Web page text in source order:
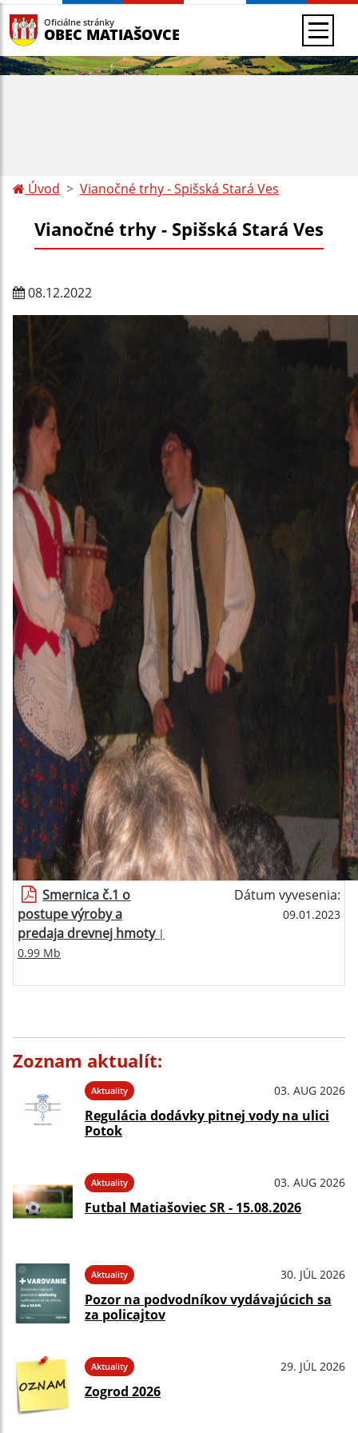
Oficiálne stránky
OBEC MATIAŠOVCE
Úvod Vianočné trhy - Spišská Stará Ves
Vianočné trhy - Spišská Stará Ves
08.12.2022
Smernica č.1 o
postupe výroby a
predaja drevnej hmoty|
0.99 Mb
Dátum vyvesenia:
09.01.2023
Zoznam aktualít:
Aktuality 03. AUG 2026
Regulácia dodávky pitnej vody na ulici
Potok
Aktuality 03. AUG 2026
Futbal Matiašoviec SR - 15.08.2026
Aktuality 30. JÚL 2026
Pozor na podvodníkov vydávajúcich sa
za policajtov
Aktuality 29. JÚL 2026
Zogrod 2026